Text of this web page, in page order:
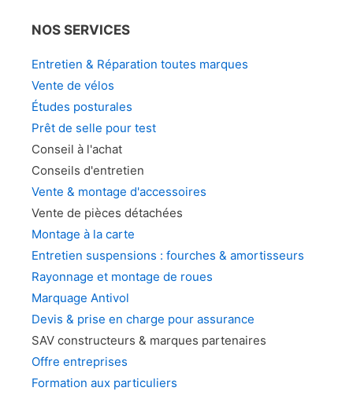
la
NOS SERVICES
Entretien & Réparation toutes marques
Vente de vélos
Études posturales
Prêt de selle pour test
Conseil à l'achat
Conseils d'entretien
Vente & montage d'accessoires
Vente de pièces détachées
Montage à la carte
Entretien suspensions : fourches & amortisseurs
Rayonnage et montage de roues
Marquage Antivol
Devis & prise en charge pour assurance
SAV constructeurs & marques partenaires
Offre entreprises
Formation aux particuliers